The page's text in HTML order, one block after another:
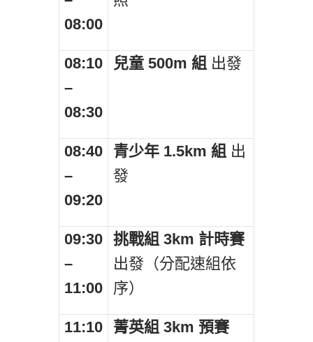
08:00
08:10
–
08:30
兒童 500m 組 出發
08:40
–
09:20
青少年 1.5km 組 出
發
09:30
–
11:00
挑戰組 3km 計時賽
出發（分配速組依
序）
11:10
菁英組 3km 預賽